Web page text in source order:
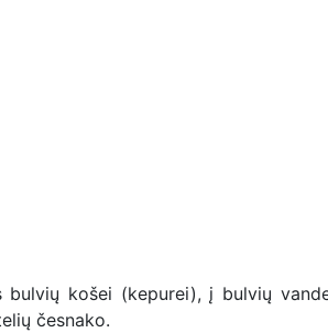
bulvių košei (kepurei), į bulvių
česnako.